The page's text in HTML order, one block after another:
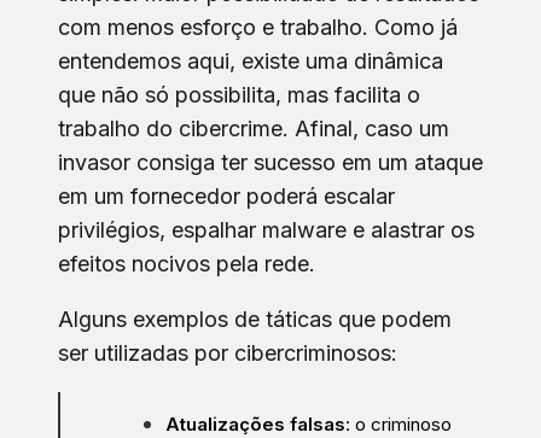
com menos esforço e trabalho. Como já
entendemos aqui, existe uma dinâmica
que não só possibilita, mas facilita o
trabalho do cibercrime. Afinal, caso um
invasor consiga ter sucesso em um ataque
em um fornecedor poderá escalar
privilégios, espalhar malware e alastrar os
efeitos nocivos pela rede.
Alguns exemplos de táticas que podem
ser utilizadas por cibercriminosos:
Atualizações falsas: o criminoso